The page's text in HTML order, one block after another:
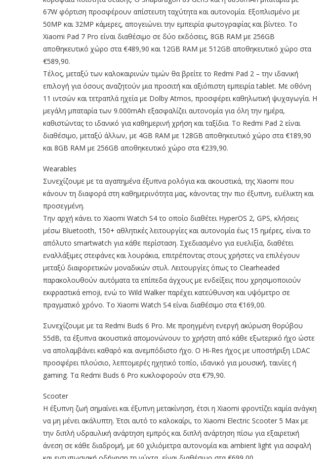
67W φόρτιση προσφέρουν απίστευτη ταχύτητα και αυτονομία. Εξοπλισμένο με
50MP και 32MP κάμερες, απογειώνει την εμπειρία φωτογραφίας και βίντεο. Το
Xiaomi Pad 7 Pro είναι διαθέσιμο σε δύο εκδόσεις, 8GB RAM με 256GB
αποθηκευτικό χώρο στα €489,90 και 12GB RAM με 512GB αποθηκευτικό χώρο στα
€589,90.
Τέλος, μεταξύ των καλοκαιρινών τιμών θα βρείτε το Redmi Pad 2 – την ιδανική
επιλογή για όσους αναζητούν μια προσιτή και αξιόπιστη εμπειρία tablet. Με οθόνη
11 ιντσών και τετραπλά ηχεία με Dolby Atmos, προσφέρει καθηλωτική ψυχαγωγία. Η
μεγάλη μπαταρία των 9.000mAh εξασφαλίζει αυτονομία για όλη την ημέρα,
καθιστώντας το ιδανικό για καθημερινή χρήση και ταξίδια. Το Redmi Pad 2 είναι
διαθέσιμο, μεταξύ άλλων, με 4GB RAM με 128GB αποθηκευτικό χώρο στα €189,90
και 8GB RAM με 256GB αποθηκευτικό χώρο στα €239,90.
Wearables
Συνεχίζουμε με τα αγαπημένα έξυπνα ρολόγια και ακουστικά, της Xiaomi που
κάνουν τη διαφορά στη καθημερινότητα μας, κάνοντας την πιο έξυπνη, ευέλικτη και
προσεγμένη.
Την αρχή κάνει το Xiaomi Watch S4 το οποίο διαθέτει HyperOS 2, GPS, κλήσεις
μέσω Bluetooth, 150+ αθλητικές λειτουργίες και αυτονομία έως 15 ημέρες, είναι το
απόλυτο smartwatch για κάθε περίσταση. Σχεδιασμένο για ευελιξία, διαθέτει
εναλλάξιμες στεφάνες και λουράκια, επιτρέποντας στους χρήστες να επιλέγουν
μεταξύ διαφορετικών μοναδικών στυλ. Λειτουργίες όπως το Clearheaded
παρακολουθούν αυτόματα τα επίπεδα άγχους με ενδείξεις που χρησιμοποιούν
εκφραστικά emoji, ενώ το Wild Walker παρέχει κατεύθυνση και υψόμετρο σε
πραγματικό χρόνο. Το Xiaomi Watch S4 είναι διαθέσιμο στα €169,00.
Συνεχίζουμε με τα Redmi Buds 6 Pro. Με προηγμένη ενεργή ακύρωση θορύβου
55dB, τα έξυπνα ακουστικά απομονώνουν το χρήστη από κάθε εξωτερικό ήχο ώστε
να απολαμβάνει καθαρό και ανεμπόδιστο ήχο. Ο Hi-Res ήχος με υποστήριξη LDAC
προσφέρει πλούσιο, λεπτομερές ηχητικό τοπίο, ιδανικό για μουσική, ταινίες ή
gaming. Τα Redmi Buds 6 Pro κυκλοφορούν στα €79,90.
Scooter
Η έξυπνη ζωή σημαίνει και έξυπνη μετακίνηση, έτσι η Xiaomi φροντίζει καμία ανάγκη
να μη μένει ακάλυπτη. Έτσι αυτό το καλοκαίρι, το Xiaomi Electric Scooter 5 Max με
την διπλή υδραυλική ανάρτηση εμπρός και διπλή ανάρτηση πίσω για εξαιρετική
άνεση σε κάθε διαδρομή, με 60 χιλιόμετρα αυτονομία και ambient light για ασφαλή